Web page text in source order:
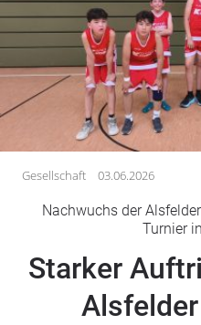
Gesundheit
Kultur
Lifestyle
Wirtschaft
Vogelsberg
Alsfeld
Lauterbach
Romrod
Homberg
Ohm
Gesellschaft 03.06.2026
Nachwuchs der
Turnier
Starker